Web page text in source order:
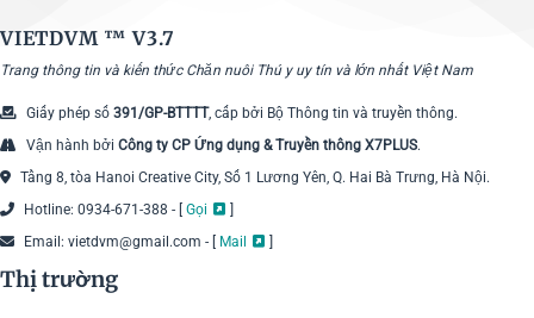
VIETDVM ™V3.7
Trang thông tin và kiến thức Chăn nuôi Thú y uy tín và lớn nhất Việt Nam
Giấy phép số 391/GP-BTTTT, cấp bởi Bộ Thông tin và truyền thông.
Vận hành bởi Công ty CP Ứng dụng & Truyền thông X7PLUS.
Tầng 8, tòa Hanoi Creative City, Số 1 Lương Yên, Q. Hai Bà Trưng, Hà Nội.
Hotline: 0934-671-388 - [ Gọi
Email: vietdvm@gmail.com - [
Mail
Thị trường